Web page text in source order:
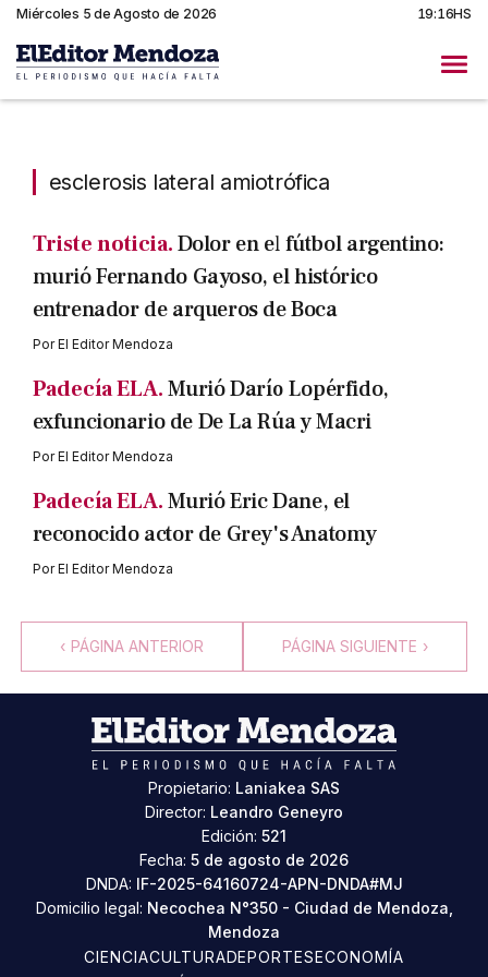
Miércoles 5 de Agosto de 2026 19:16HS
esclerosis lateral amiotrófica
Triste noticia.Dolor en el fútbol argentino:
murió Fernando Gayoso, el histórico
entrenador de arqueros de Boca
PorEl Editor Mendoza
Padecía ELA.Murió Darío Lopérfido,
exfuncionario de De La Rúa y Macri
PorEl Editor Mendoza
Padecía ELA.Murió Eric Dane, el
reconocido actor de Grey's Anatomy
PorEl Editor Mendoza
‹ PÁGINA ANTERIOR PÁGINA SIGUIENTE ›
Propietario: Laniakea SAS
Director: Leandro Geneyro
Edición: 521
Fecha: 5 de agosto de 2026
DNDA: IF-2025-64160724-APN-DNDA#MJ
Domicilio legal: Necochea N°350 - Ciudad de Mendoza,
Mendoza
CIENCIACULTURADEPORTESECONOMÍA